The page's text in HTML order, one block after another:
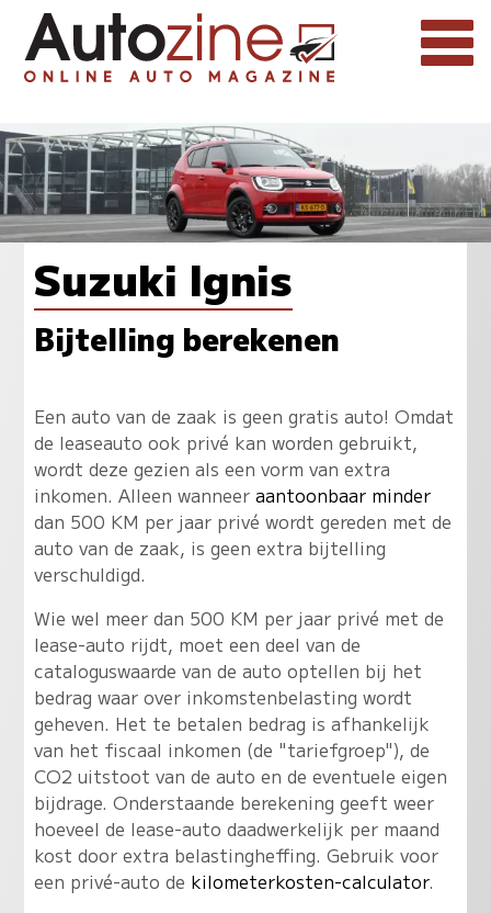
Suzuki Ignis
Bijtelling berekenen
Een auto van de zaak is geen gratis auto! Omdat
de leaseauto ook privé kan worden gebruikt,
wordt deze gezien als een vorm van extra
inkomen. Alleen wanneer aantoonbaar minder
dan 500 KM per jaar privé wordt gereden met de
auto van de zaak, is geen extra bijtelling
verschuldigd.
Wie wel meer dan 500 KM per jaar privé met de
lease-auto rijdt, moet een deel van de
cataloguswaarde van de auto optellen bij het
bedrag waar over inkomstenbelasting wordt
geheven. Het te betalen bedrag is afhankelijk
van het fiscaal inkomen (de "tariefgroep"), de
CO2 uitstoot van de auto en de eventuele eigen
bijdrage. Onderstaande berekening geeft weer
hoeveel de lease-auto daadwerkelijk per maand
kost door extra belastingheffing. Gebruik voor
een privé-auto de kilometerkosten-calculator.